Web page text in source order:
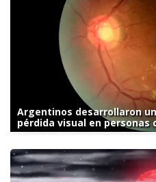
Argentinos desarrollaron
pérdida visual en personas